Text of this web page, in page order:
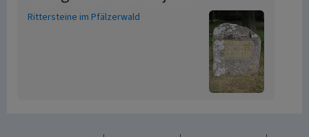
Rittersteine im Pfälzerwald